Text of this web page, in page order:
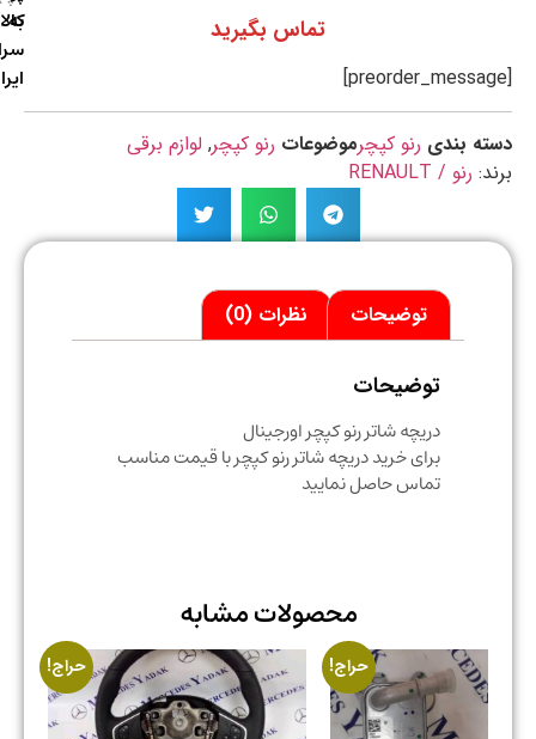
تماس بگیرید
بندی رنو کپچر موضوعات رنو کپچر ,لوازم برقی
رنو / RENAULT
سراسر
توضیحات نظرات (0)
توضیحات
دریچه شاتر رنو کپچر اورجینال
برای خرید دریچه شاتر رنو کپچر با قیمت مناسب
تماس حاصل نمایید
محصولات مشابه
حراج! حراج!